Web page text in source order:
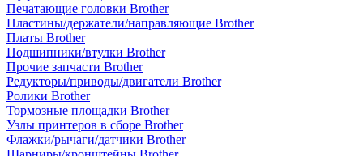
Печатающие головки Brother
Пластины/держатели/направляющие Brother
Платы Brother
Подшипники/втулки Brother
Прочие запчасти Brother
Редукторы/приводы/двигатели Brother
Ролики Brother
Тормозные площадки Brother
Узлы принтеров в сборе Brother
Флажки/рычаги/датчики Brother